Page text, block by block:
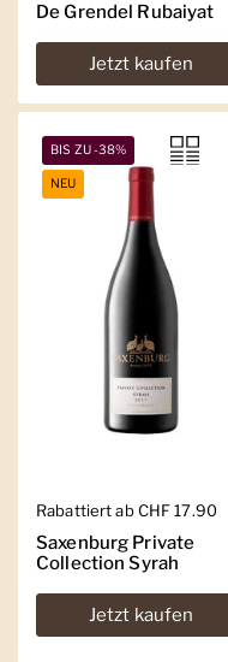
De Grendel Rubaiyat
Jetzt kaufen
Regulärer Preis
Rabattiert ab CHF 17.90
Saxenburg Private
Collection Syrah
Jetzt kaufen
BIS ZU -38%
NEU